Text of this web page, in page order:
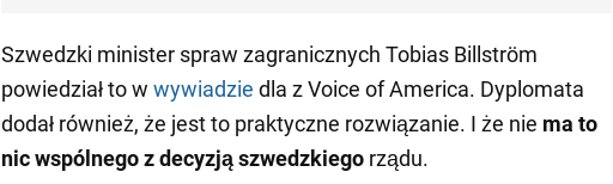
Szwedzki minister spraw zagranicznych Tobias Billström
powiedział to w wywiadzie dla z Voice of America. Dyplomata
dodał również, że jest to praktyczne rozwiązanie. I że nie ma to
nic wspólnego z decyzją szwedzkiego rządu.